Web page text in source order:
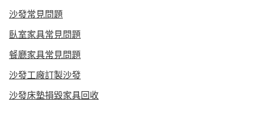
沙發常見問題
臥室家具常見問題
餐廳家具常見問題
沙發工廠訂製沙發
沙發床墊損毀家具回收